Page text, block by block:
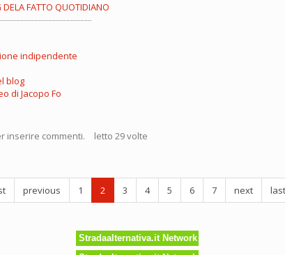
FATTO QUOTIDIANO
indipendente
blog
di Jacopo Fo
inserire commenti. letto 29 volte
previous 1 2 3 4 5 6 7 next last
Stradaalternativa.it Network